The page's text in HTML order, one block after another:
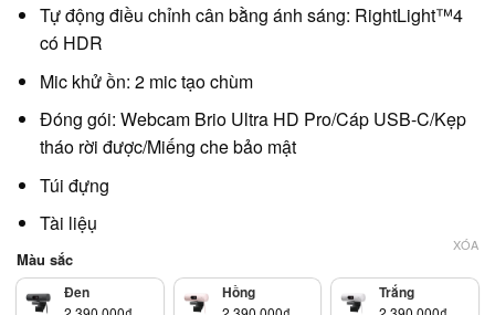
Tự động điều chỉnh cân bằng ánh sáng: RightLight™4
có HDR
Mic khử ồn: 2 mic tạo chùm
Đóng gói: Webcam Brio Ultra HD Pro/Cáp USB-C/Kẹp
tháo rời được/Miếng che bảo mật
Túi đựng
Tài liệụ
Màu sắc
Đen Hồng Trắng
XÓA